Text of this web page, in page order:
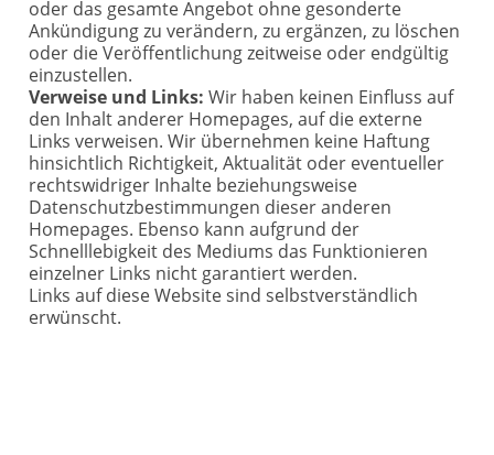
oder das gesamte Angebot ohne gesonderte
Ankündigung zu verändern, zu ergänzen, zu löschen
oder die Veröffentlichung zeitweise oder endgültig
einzustellen.
Verweise und Links: Wir haben keinen Einfluss auf
den Inhalt anderer Homepages, auf die externe
Links verweisen. Wir übernehmen keine Haftung
hinsichtlich Richtigkeit, Aktualität oder eventueller
rechtswidriger Inhalte beziehungsweise
Datenschutzbestimmungen dieser anderen
Homepages. Ebenso kann aufgrund der
Schnelllebigkeit des Mediums das Funktionieren
einzelner Links nicht garantiert werden.
Links auf diese Website sind selbstverständlich
erwünscht.